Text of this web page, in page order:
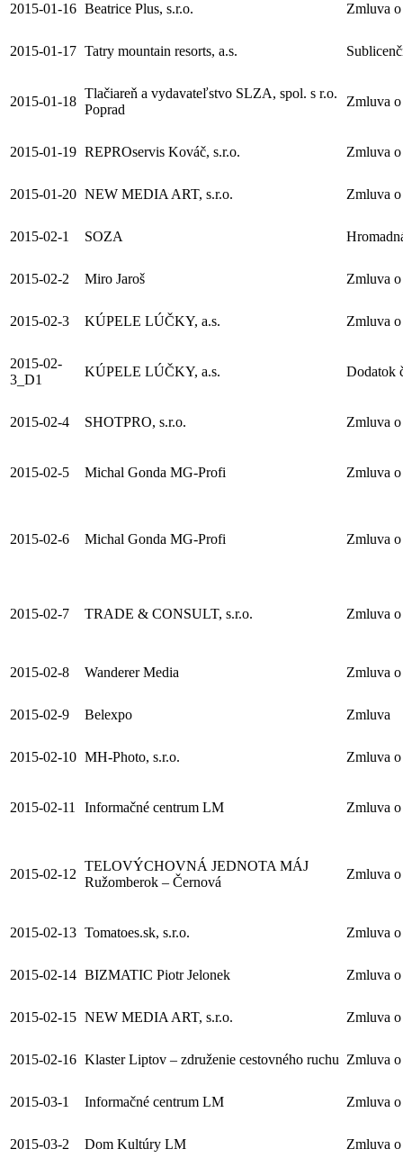
2015-01-16 Beatrice Plus, s.r.o. Zmluva
2015-01-17 Tatry mountain resorts, a.s.
2015-01-18
Tlačiareň a vydavateľstvo SLZA, spol. s r.o.
Poprad
Zmluva
2015-01-19 REPROservis Kováč, s.r.o. Zmluva
2015-01-20 NEW MEDIA ART, s.r.o. Zmluva
2015-02-1 SOZA
2015-02-2 Miro Jaroš Zmluva
2015-02-3 KÚPELE LÚČKY, a.s. Zmluva
2015-02-
3_D1
KÚPELE LÚČKY, a.s. Dodatok
2015-02-4 SHOTPRO, s.r.o. Zmluva
2015-02-5 Michal Gonda MG-Profi Zmluva
2015-02-6 Michal Gonda MG-Profi Zmluva
2015-02-7 TRADE & CONSULT, s.r.o. Zmluva
2015-02-8 Wanderer Media Zmluva
2015-02-9 Belexpo Zmluva
2015-02-10 MH-Photo, s.r.o. Zmluva
2015-02-11 Informačné centrum LM Zmluva
2015-02-12
TELOVÝCHOVNÁ JEDNOTA MÁJ
Ružomberok – Černová
Zmluva
2015-02-13 Tomatoes.sk, s.r.o. Zmluva
2015-02-14 BIZMATIC Piotr Jelonek Zmluva
2015-02-15 NEW MEDIA ART, s.r.o. Zmluva
2015-02-16 Klaster Liptov – združenie cestovného ruchu Zmluva
2015-03-1 Informačné centrum LM Zmluva
2015-03-2 Dom Kultúry LM Zmluva